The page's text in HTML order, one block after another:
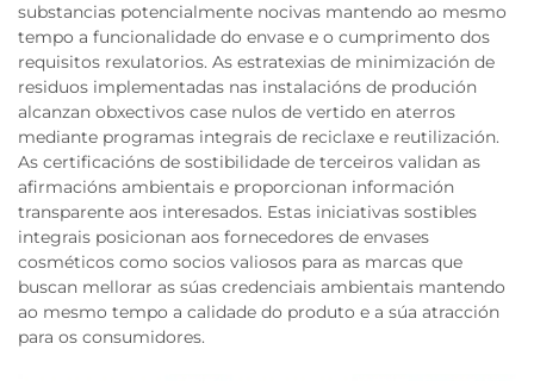
substancias potencialmente nocivas mantendo ao mesmo
tempo a funcionalidade do envase e o cumprimento dos
requisitos rexulatorios. As estratexias de minimización de
residuos implementadas nas instalacións de produción
alcanzan obxectivos case nulos de vertido en aterros
mediante programas integrais de reciclaxe e reutilización.
As certificacións de sostibilidade de terceiros validan as
afirmacións ambientais e proporcionan información
transparente aos interesados. Estas iniciativas sostibles
integrais posicionan aos fornecedores de envases
cosméticos como socios valiosos para as marcas que
buscan mellorar as súas credenciais ambientais mantendo
ao mesmo tempo a calidade do produto e a súa atracción
para os consumidores.